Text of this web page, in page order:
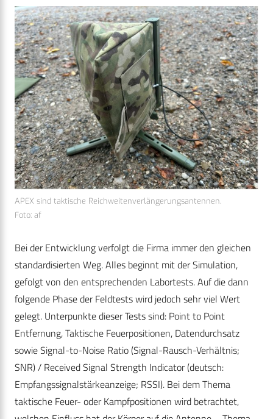
APEX sind taktische Reichweitenverlängerungsantennen.
Foto: af
Bei der Entwicklung verfolgt die Firma immer den gleichen
standardisierten Weg. Alles beginnt mit der Simulation,
gefolgt von den entsprechenden Labortests. Auf die dann
folgende Phase der Feldtests wird jedoch sehr viel Wert
gelegt. Unterpunkte dieser Tests sind: Point to Point
Entfernung, Taktische Feuerpositionen, Datendurchsatz
sowie Signal-to-Noise Ratio (Signal-Rausch-Verhältnis;
SNR) / Received Signal Strength Indicator (deutsch:
Empfangssignalstärkeanzeige; RSSI). Bei dem Thema
taktische Feuer- oder Kampfpositionen wird betrachtet,